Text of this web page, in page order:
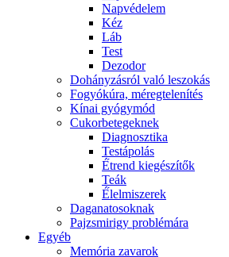
Napvédelem
Kéz
Láb
Test
Dezodor
Dohányzásról való leszokás
Fogyókúra, méregtelenítés
Kínai gyógymód
Cukorbetegeknek
Diagnosztika
Testápolás
É́trend kiegészítők
Teák
É́lelmiszerek
Daganatosoknak
Pajzsmirigy problémára
Egyéb
Memória zavarok